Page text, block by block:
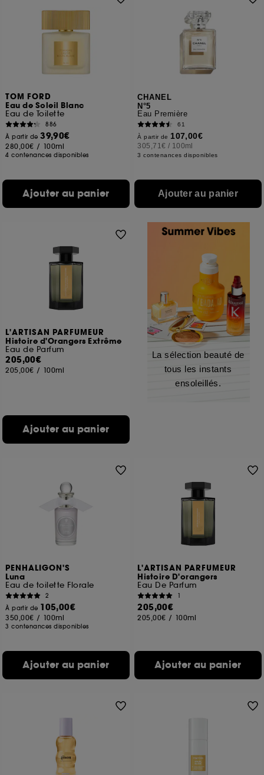
TOM FORD
Eau de Soleil Blanc
Eau de Toilette
886
À partir de39,90€
280,00€ / 100ml
4 contenances disponibles
Ajouter au panier
CHANEL
N°5
Eau Première
61
À partir de 107,00€
305,71€ / 100ml
3 contenances disponibles
Ajouter au panier
L'ARTISAN PARFUMEUR
Histoire d'Orangers Extrême
Eau de Parfum
205,00€
205,00€ / 100ml
Ajouter au panier
La sélection beauté de
tous les instants
ensoleillés.
PENHALIGON'S
Luna
Eau de toilette Florale
2
À partir de 105,00€
350,00€ / 100ml
3 contenances disponibles
Ajouter au panier
L'ARTISAN PARFUMEUR
Histoire D'orangers
Eau De Parfum
1
205,00€
205,00€ / 100ml
Ajouter au panier